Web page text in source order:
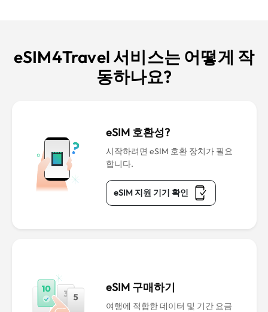
eSIM4Travel 서비스는 어떻게 작
동하나요?
eSIM 호환성?
시작하려면 eSIM 호환 장치가 필요
합니다.
eSIM 지원 기기 확인
eSIM 구매하기
여행에 적합한 데이터 및 기간 요금